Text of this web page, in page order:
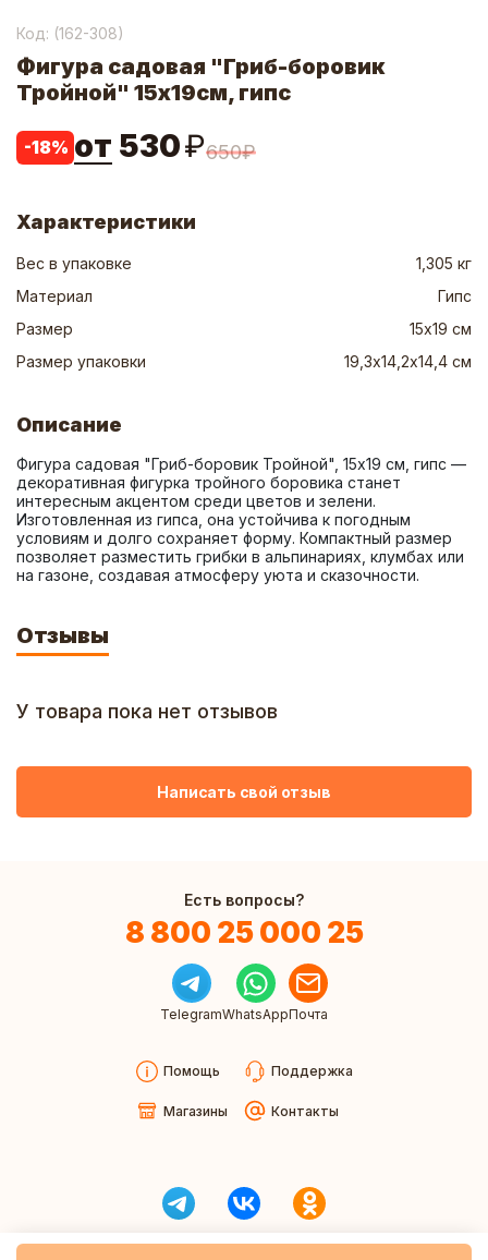
Код: (162-308)
Фигура садовая "Гриб-боровик
Тройной" 15х19см, гипс
-18% от 530₽650₽
Характеристики
Вес в упаковке
1,305 кг
Материал
Гипс
Размер
15х19 см
Размер упаковки
19,3х14,2х14,4 см
Описание
Фигура садовая "Гриб-боровик Тройной", 15х19 см, гипс —
декоративная фигурка тройного боровика станет
интересным акцентом среди цветов и зелени.
Изготовленная из гипса, она устойчива к погодным
условиям и долго сохраняет форму. Компактный размер
позволяет разместить грибки в альпинариях, клумбах или
на газоне, создавая атмосферу уюта и сказочности.
Отзывы
У товара пока нет отзывов
Написать свой отзыв
Есть вопросы?
8 800 25 000 25
TelegramWhatsAppПочта
Помощь Поддержка
Магазины Контакты